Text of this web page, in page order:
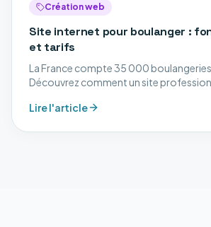
Création web
Site internet pour boulanger :
et tarifs
La France compte 35 000 boulangeries
Découvrez comment un site
Lire l'article